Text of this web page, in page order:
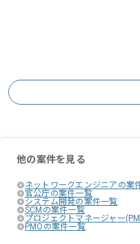
他の案件を見る
ネットワークエンジニアの案
官公庁の案件一覧
システム開発の案件一覧
SCMの案件一覧
プロジェクトマネージャー
PMOの案件一覧